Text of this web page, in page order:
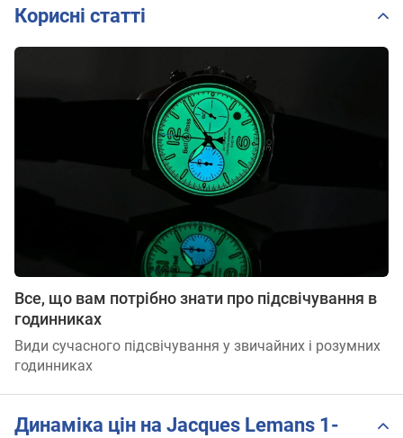
Корисні статті
Все, що вам потрібно знати про підсвічування в
годинниках
Види сучасного підсвічування у звичайних і розумних
годинниках
Динаміка цін на Jacques Lemans 1-